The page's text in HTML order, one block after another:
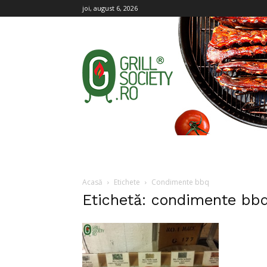
joi, august 6, 2026
Grill
Society
Acasă Etichete Condimente bbq
Etichetă: condimente